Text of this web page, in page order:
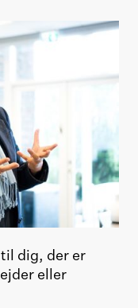
dig, der er
eller